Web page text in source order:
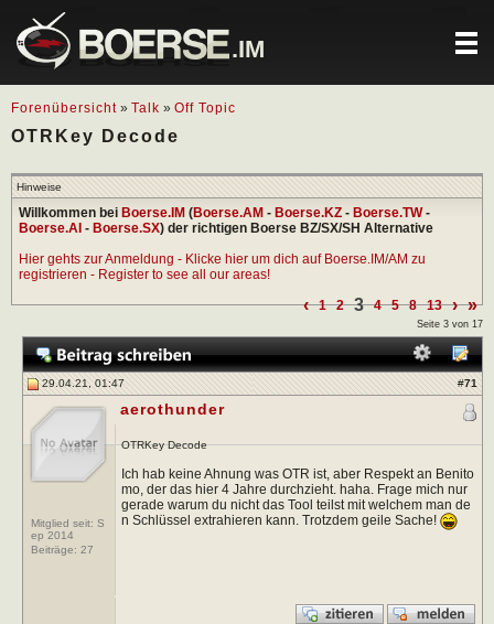
.IM
Forenübersicht » Talk » Off Topic
OTRKey Decode
Hinweise
Willkommen bei Boerse.IM (Boerse.AM - Boerse.KZ - Boerse.TW-
Boerse.AI - Boerse.SX) der richtigen Boerse BZ/SX/SH Alternative
Hier gehts zur Anmeldung - Klicke hier um dich auf Boerse.IM/AM zu
registrieren - Register to see all our areas!
‹ 1 2 3 4 5 8 13 › »
Seite 3 von 17
29.04.21, 01:47 #71
Mitglied seit: S
ep 2014
Beiträge: 27
aerothunder
OTRKey Decode
Ich hab keine Ahnung was OTR ist, aber Respekt an Benito
mo, der das hier 4 Jahre durchzieht. haha. Frage mich nur
gerade warum du nicht das Tool teilst mit welchem man de
n Schlüssel extrahieren kann. Trotzdem geile Sache!